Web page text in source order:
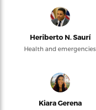
Heriberto N. Saurí
Health and emergencies
Kiara Gerena